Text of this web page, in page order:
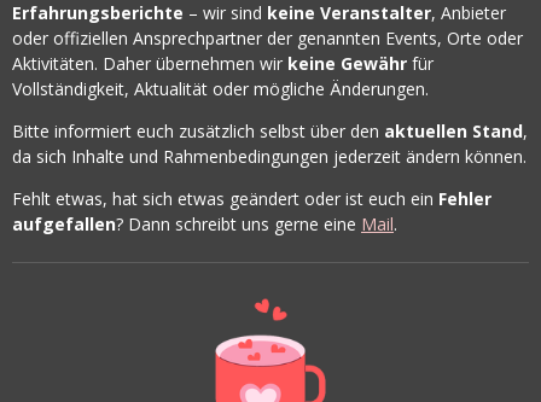
Erfahrungsberichte – wir sind keine Veranstalter, Anbieter
oder offiziellen Ansprechpartner der genannten Events, Orte oder
Aktivitäten. Daher übernehmen wir keine Gewähr für
Vollständigkeit, Aktualität oder mögliche Änderungen.
Bitte informiert euch zusätzlich selbst über den aktuellen Stand,
da sich Inhalte und Rahmenbedingungen jederzeit ändern können.
Fehlt etwas, hat sich etwas geändert oder ist euch ein Fehler
aufgefallen? Dann schreibt uns gerne eine Mail.